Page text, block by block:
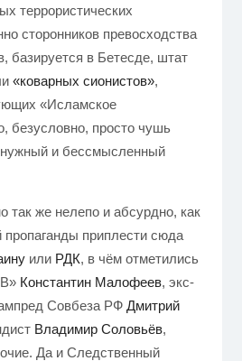
террористических
сторонников превосходства
базируется в Бетесде, штат
«коварных сионистов»,
«Исламское
безусловно, просто чушь
и бессмысленный
так же нелепо и абсурдно, как
пропаганды приплести сюда
или РДК, в чём отметились
Константин Малофеев, экс-
Совбеза РФ Дмитрий
Владимир Соловьёв,
Да и Следственный